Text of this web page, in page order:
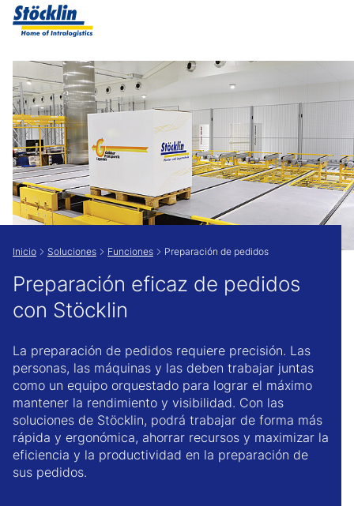
Show convenient version of this site
Don't show this message again
Inicio Soluciones Funciones Preparación de pedidos
Preparación eficaz de pedidos
con Stöcklin
La preparación de pedidos requiere precisión. Las
personas, las máquinas y las deben trabajar juntas
como un equipo orquestado para lograr el máximo
mantener la rendimiento y visibilidad. Con las
soluciones de Stöcklin, podrá trabajar de forma más
rápida y ergonómica, ahorrar recursos y maximizar la
eficiencia y la productividad en la preparación de
sus pedidos.